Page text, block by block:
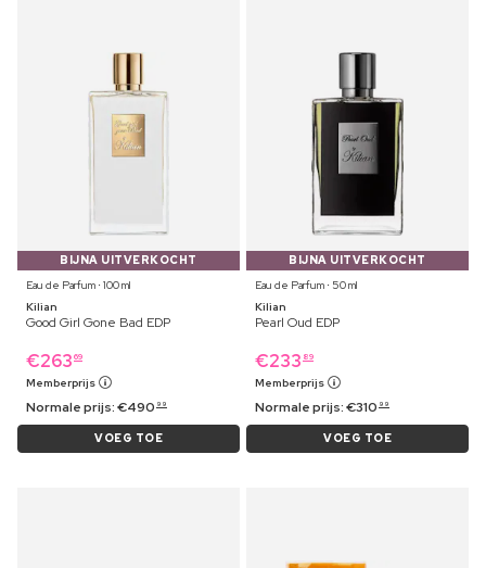
BIJNA UITVERKOCHT
Eau de Parfum ⋅ 100 ml
Kilian
Good Girl Gone Bad EDP
€263 69
Memberprijs
Normale prijs:€490 99
VOEG TOE
BIJNA UITVERKOCHT
Eau de Parfum ⋅ 50 ml
Kilian
Pearl Oud EDP
€233 89
Memberprijs
Normale prijs:€310 99
VOEG TOE